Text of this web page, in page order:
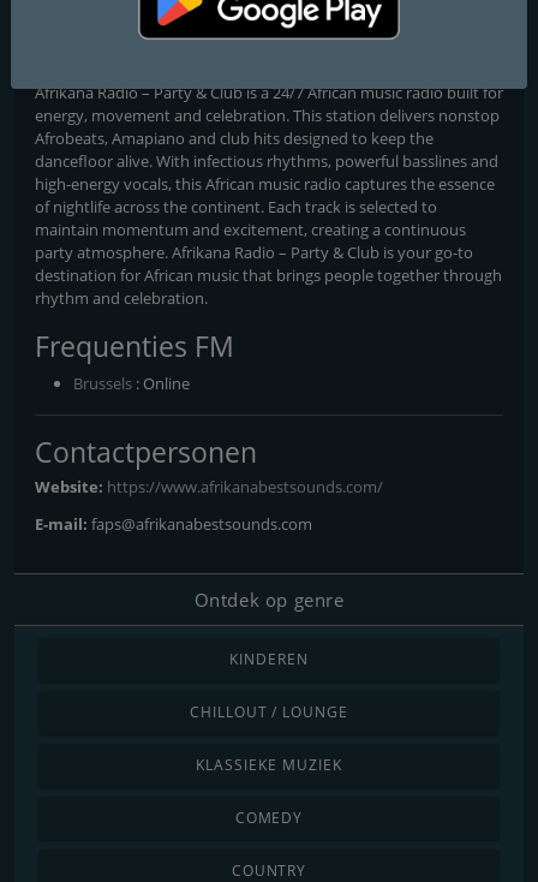
High-energy African hits for dancefloor and nightlife vibes
Afrikana Radio – Party & Club is a 24/7 African music radio built for
energy, movement and celebration. This station delivers nonstop
Afrobeats, Amapiano and club hits designed to keep the
dancefloor alive. With infectious rhythms, powerful basslines and
high-energy vocals, this African music radio captures the essence
of nightlife across the continent. Each track is selected to
maintain momentum and excitement, creating a continuous
party atmosphere. Afrikana Radio – Party & Club is your go-to
destination for African music that brings people together through
rhythm and celebration.
Frequenties FM
Brussels : Online
Contactpersonen
Website: https://www.afrikanabestsounds.com/
E-mail: faps@afrikanabestsounds.com
Ontdek op genre
KINDEREN
CHILLOUT / LOUNGE
KLASSIEKE MUZIEK
COMEDY
COUNTRY